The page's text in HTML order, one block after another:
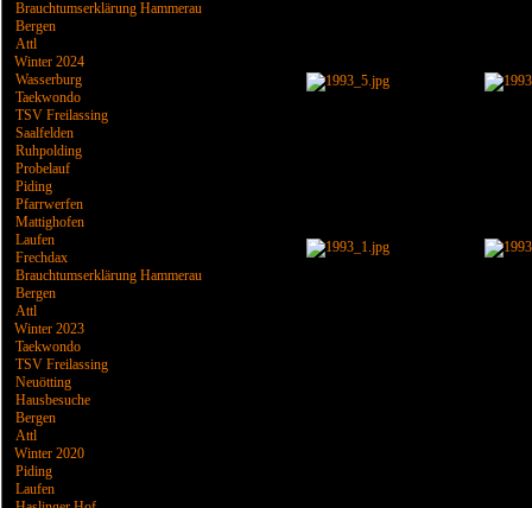
Brauchtumserklärung Hammerau
Bergen
Attl
Winter 2024
Wasserburg
Taekwondo
TSV Freilassing
Saalfelden
Ruhpolding
Probelauf
Piding
Pfarrwerfen
Mattighofen
Laufen
Frechdax
Brauchtumserklärung Hammerau
Bergen
Attl
Winter 2023
Taekwondo
TSV Freilassing
Neuötting
Hausbesuche
Bergen
Attl
Winter 2020
Piding
Laufen